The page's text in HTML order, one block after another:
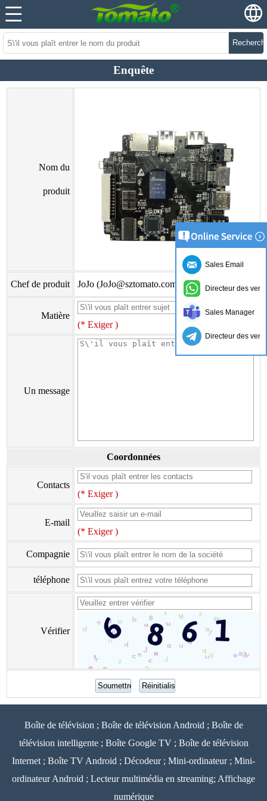
Enquête
Nom du
produit
Chef de produit JoJo (JoJo@sztomato.com)
Matière
(* Exiger )
Un message
Coordonnées
Contacts
(* Exiger )
E-mail
(* Exiger )
Compagnie
téléphone
Vérifier
Boîte de télévision ; Boîte de télévision Android ; Boîte de
télévision intelligente ; Boîte Google TV ; Boîte de télévision
Internet ; Boîte TV Android ; Décodeur ; Mini-ordinateur ; Mini-
ordinateur Android ; Lecteur multimédia en streaming; Affichage
numérique
Sales Email
Directeur des
Sales Manager
Directeur des